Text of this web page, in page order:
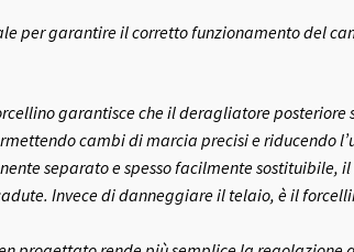
per garantire il corretto funzionamento del
garantisce che il deragliatore posteriore
cambi di marcia precisi e riducendo
separato e spesso facilmente sostituibile,
Invece di danneggiare il telaio, è il